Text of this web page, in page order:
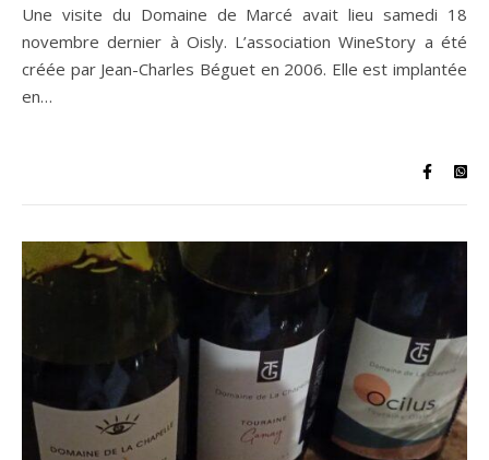
Une visite du Domaine de Marcé avait lieu samedi 18
novembre dernier à Oisly. L’association WineStory a été
créée par Jean-Charles Béguet en 2006. Elle est implantée
en…